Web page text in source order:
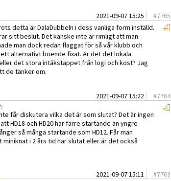
2021-09-07 15:25 #7765
detta är DalaDubbeln i dess vanliga form inställd.
sitt beslut. Det kanske inte är rimligt att man
man dock redan flaggat för så vår klubb och
alternativt boende fixat. Är det det lokala
det stora intäkstappet från logi och kost? Jag
de tänker om.
2021-09-07 15:22 #7764
:
får diskutera vilka det är som slutat? Det är ingen
HD18 och HD20 har färre startande än yngre
så många startande som HD12. Får man
i 2 års tid har slutat eller är det också
2021-09-07 15:11 #7763